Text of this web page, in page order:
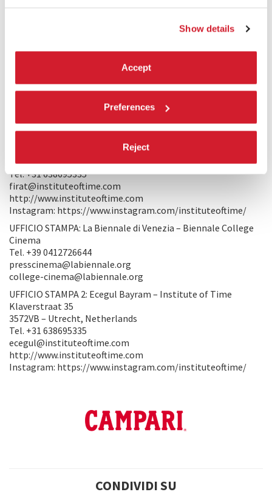
Show details
Accept
Preferences
Reject
PRODUZIONE: Firat Sezgin, Ecegül Bayram – Institute of
info@instituteoftime.com
http://www.instituteoftime.com
Instagram: https://www.instagram.com/instituteoftime/
DISTRIBUZIONE INTERNAZIONALE: Firat Sezgin – Institute
3572VB – Utrecht, Netherlands
Tel. +31 638695335
firat@instituteoftime.com
http://www.instituteoftime.com
Instagram: https://www.instagram.com/instituteoftime/
UFFICIO STAMPA: La Biennale di Venezia – Biennale College
Cinema
Tel. +39 0412726644
presscinema@labiennale.org
college-cinema@labiennale.org
UFFICIO STAMPA 2: Ecegul Bayram – Institute of Time
Klaverstraat 35
3572VB – Utrecht, Netherlands
Tel. +31 638695335
ecegul@instituteoftime.com
http://www.instituteoftime.com
Instagram: https://www.instagram.com/instituteoftime/
CONDIVIDI SU